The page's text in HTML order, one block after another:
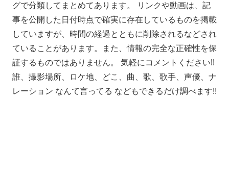
グで分類してまとめてあります。 リンクや動画は、記
事を公開した日付時点で確実に存在しているものを掲載
していますが、時間の経過とともに削除されるなどされ
ていることがあります。また、情報の完全な正確性を保
証するものではありません。 気軽にコメントください!!
誰、撮影場所、ロケ地、どこ、曲、歌、歌手、声優、ナ
レーション なんて言ってる などもできるだけ調べます!!